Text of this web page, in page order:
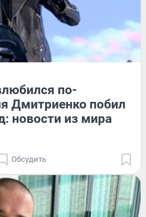
по-
Дмитриенко побил
новости из мира
Обсудить